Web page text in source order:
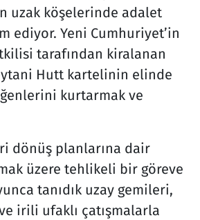
uzak köşelerinde adalet
ediyor. Yeni Cumhuriyet’in
tarafından kiralanan
Hutt kartelinin elinde
kurtarmak ve
dönüş planlarına dair
üzere tehlikeli bir göreve
tanıdık uzay gemileri,
irili ufaklı çatışmalarla